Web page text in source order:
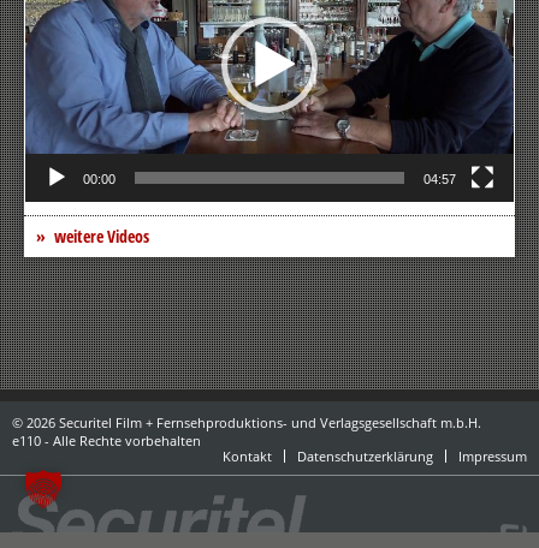
00:00 04:57
weitere Videos
© 2026 Securitel Film + Fernsehproduktions- und Verlagsgesellschaft m.b.H.
e110 - Alle Rechte vorbehalten
Kontakt
Datenschutzerklärung Impressum
powered by danubius